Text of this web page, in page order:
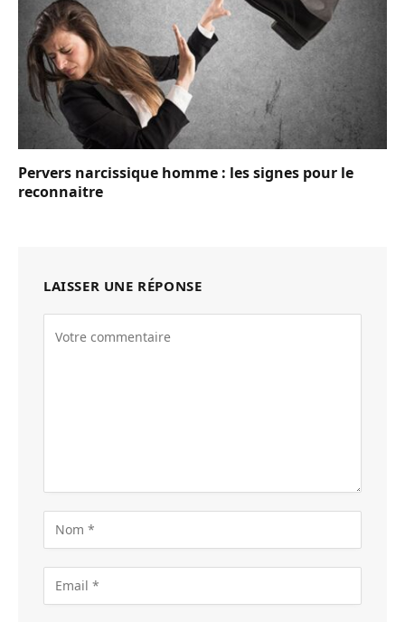
Pervers narcissique homme : les signes pour le
reconnaitre
LAISSER UNE RÉPONSE